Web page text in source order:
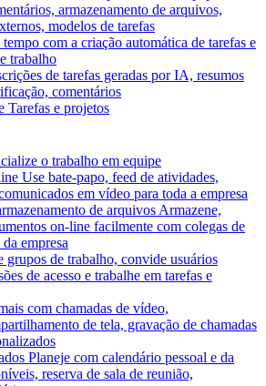
armazenamento de arquivos,
modelos de tarefas
com a criação automática de tarefas e
trabalho
de tarefas geradas por IA, resumos
comentários
Tarefas e projetos
o trabalho em equipe
Use bate-papo, feed de atividades,
em vídeo para toda a empresa
de arquivos Armazene,
on-line facilmente com colegas de
empresa
grupos de trabalho, convide usuários
de acesso e trabalhe em tarefas e
com chamadas de vídeo,
de tela, gravação de chamadas
Planeje com calendário pessoal e da
reserva de sala de reunião,